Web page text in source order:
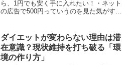
ら、1円でも安く手に入れたい！・ネット
の広告で500円っていうのを見た気がする
ストを抑えたいと思うのは当然です。し
かし、検索してみると...
ダイエットが変わらない理由は潜
在意識？現状維持を打ち破る「環
境の作り方」